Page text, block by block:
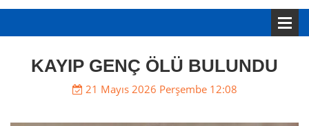
KAYIP GENÇ ÖLÜ BULUNDU
21 Mayıs 2026 Perşembe 12:08